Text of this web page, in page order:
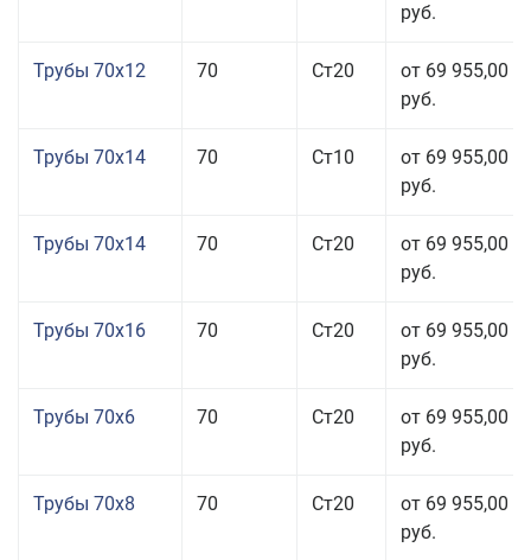
руб.
Трубы 70x12 70 Ст20
от 69 955,00
руб.
Трубы 70x14 70 Ст10
от 69 955,00
руб.
Трубы 70x14 70 Ст20
от 69 955,00
руб.
Трубы 70x16 70 Ст20
от 69 955,00
руб.
Трубы 70x6 70 Ст20
от 69 955,00
руб.
Трубы 70x8 70 Ст20
от 69 955,00
руб.